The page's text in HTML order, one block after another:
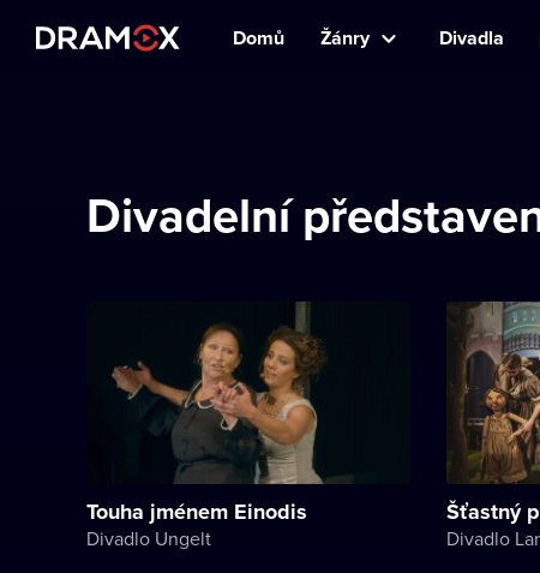
Domů Žánry Divadla
Divadelní
Touha jménem Einodis
Divadlo Ungelt
Šťastný
Divadlo